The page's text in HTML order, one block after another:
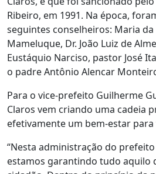
Ribeiro, em 1991. Na época,
seguintes conselheiros: Maria da
Mameluque, Dr. João Luiz de
Eustáquio Narciso, pastor José
o padre Antônio Alencar
Para o vice-prefeito Guilherme
Claros vem criando uma cadeia
efetivamente um bem-estar
“Nesta administração do
estamos garantindo tudo aquilo